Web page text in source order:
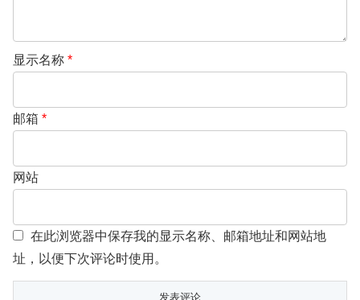
显示名称 *
邮箱 *
网站
在此浏览器中保存我的显示名称、邮箱地址和网站地
址，以便下次评论时使用。